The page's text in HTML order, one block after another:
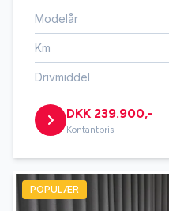
Modelår
Km
Drivmiddel
DKK 239.900,-
Kontantpris
POPULÆR